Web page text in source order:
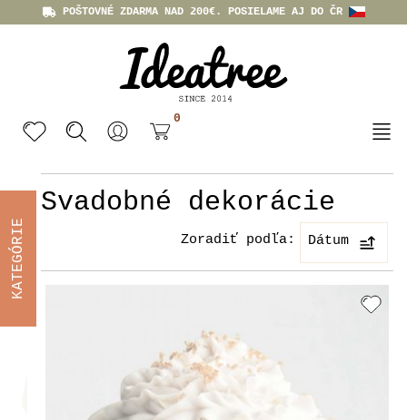
POŠTOVNÉ ZDARMA NAD 200€. POSIELAME AJ DO ČR
0
Svadobné dekorácie
Zoradiť podľa: Dátum
KATEGÓRIE